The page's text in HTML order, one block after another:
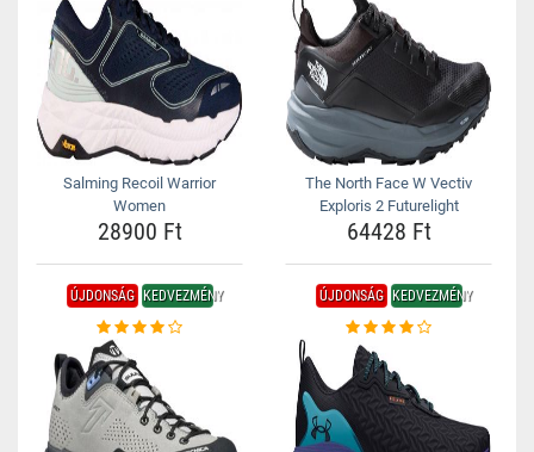
Salming Recoil Warrior
Women
28900 Ft
The North Face W Vectiv
Exploris 2 Futurelight
64428 Ft
ÚJDONSÁG KEDVEZMÉNY ÚJDONSÁG KEDVEZMÉNY